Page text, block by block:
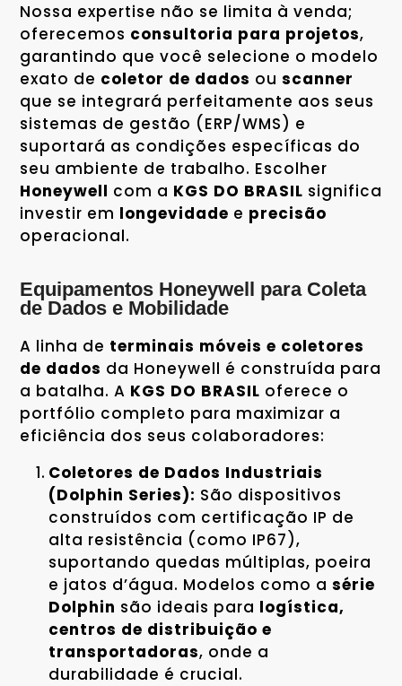
Nossa expertise não se limita à venda;
oferecemos consultoria para projetos,
garantindo que você selecione o modelo
exato de coletor de dados ou scanner
que se integrará perfeitamente aos seus
sistemas de gestão (ERP/WMS) e
suportará as condições específicas do
seu ambiente de trabalho. Escolher
Honeywell com a KGS DO BRASIL significa
investir em longevidade e precisão
operacional.
Equipamentos Honeywell para Coleta
de Dados e Mobilidade
A linha de terminais móveis e coletores
de dados da Honeywell é construída para
a batalha. A KGS DO BRASIL oferece o
portfólio completo para maximizar a
eficiência dos seus colaboradores:
Coletores de Dados Industriais
(Dolphin Series): São dispositivos
construídos com certificação IP de
alta resistência (como IP67),
suportando quedas múltiplas, poeira
e jatos d’água. Modelos como a série
Dolphin são ideais para logística,
centros de distribuição e
transportadoras, onde a
durabilidade é crucial.